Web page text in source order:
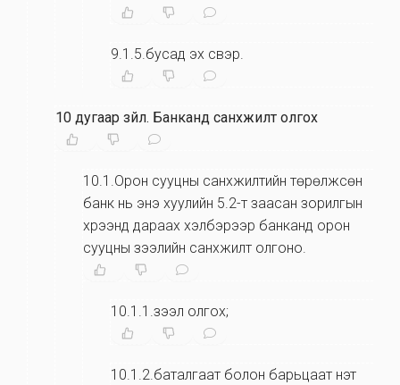
9.1.5.бусад эх үүсвэр.
10 дугаар зүйл. Банканд санхүүжилт олгох
10.1.Орон сууцны санхүүжилтийн төрөлжсөн
банк нь энэ хуулийн 5.2-т заасан зорилгын
хүрээнд дараах хэлбэрээр банканд орон
сууцны зээлийн санхүүжилт олгоно.
10.1.1.зээл олгох;
10.1.2.баталгаат болон барьцаат үнэт